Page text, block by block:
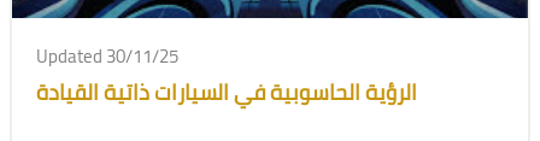
Updated 30/11/25
الرؤية الحاسوبية في السيارات ذاتية القيادة